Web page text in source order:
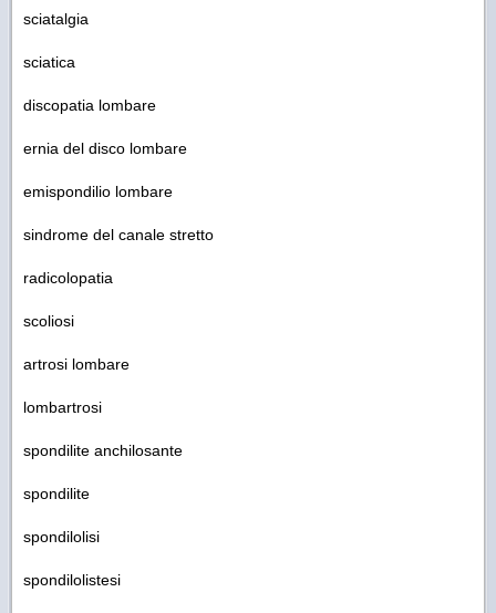
sciatalgia
sciatica
discopatia lombare
ernia del disco lombare
emispondilio lombare
sindrome del canale stretto
radicolopatia
scoliosi
artrosi lombare
lombartrosi
spondilite anchilosante
spondilite
spondilolisi
spondilolistesi